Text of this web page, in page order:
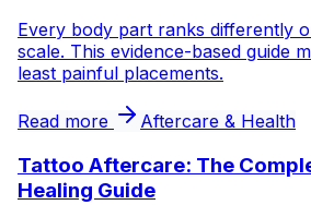
Every body part ranks differently
scale. This evidence-based guide
least painful placements.
Read more Aftercare & Health
Tattoo Aftercare: The
Healing Guide